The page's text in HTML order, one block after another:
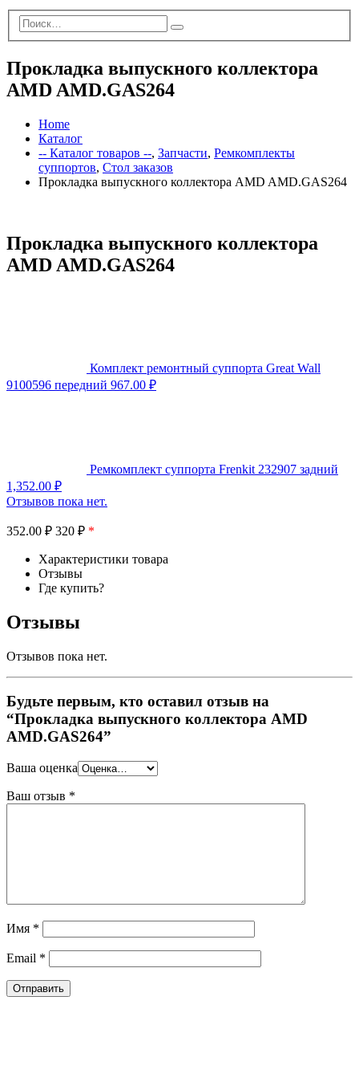
Прокладка выпускного коллектора
AMD AMD.GAS264
Home
Каталог
-- Каталог товаров --, Запчасти, Ремкомплекты
суппортов, Стол заказов
Прокладка выпускного коллектора AMD AMD.GAS264
Прокладка выпускного коллектора
AMD AMD.GAS264
Комплект ремонтный суппорта Great Wall
9100596 передний 967.00 ₽
Ремкомплект суппорта Frenkit 232907 задний
1,352.00 ₽
Отзывов пока нет.
352.00 ₽ 320 ₽ *
Характеристики товара
Отзывы
Где купить?
Отзывы
Отзывов пока нет.
Будьте первым, кто оставил отзыв на
“Прокладка выпускного коллектора AMD
AMD.GAS264”
Ваша оценка
Ваш отзыв *
Имя *
Email *